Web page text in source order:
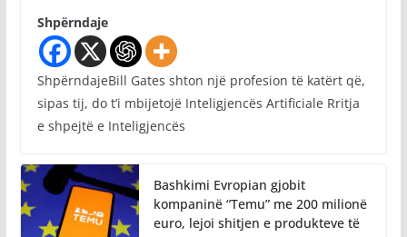
Shpërndaje
ShpërndajeBill Gates shton një profesion të katërt që,
sipas tij, do t’i mbijetojë Inteligjencës Artificiale Rritja
e shpejtë e Inteligjencës
Bashkimi Evropian gjobit
kompaninë “Temu” me 200 milionë
euro, lejoi shitjen e produkteve të